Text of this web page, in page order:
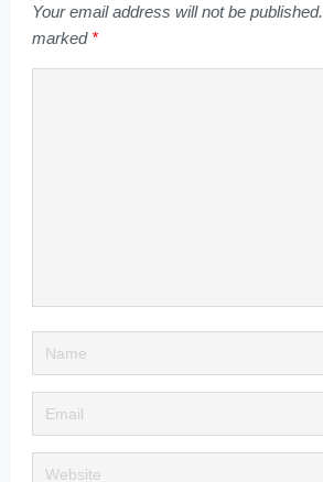
Your email address will not be published.
marked *